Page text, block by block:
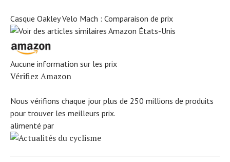
Casque Oakley Velo Mach : Comparaison de prix
Aucune information sur les prix
Vérifiez Amazon
Nous vérifions chaque jour plus de 250 millions de produits
pour trouver les meilleurs prix.
alimenté par